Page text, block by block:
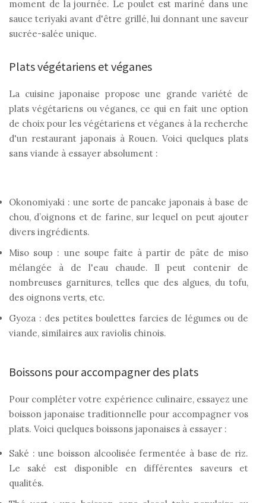
moment de la journée. Le poulet est mariné dans une
sauce teriyaki avant d'être grillé, lui donnant une saveur
sucrée-salée unique.
Plats végétariens et véganes
La cuisine japonaise propose une grande variété de
plats végétariens ou véganes, ce qui en fait une option
de choix pour les végétariens et véganes à la recherche
d'un restaurant japonais à Rouen. Voici quelques plats
sans viande à essayer absolument :
Okonomiyaki : une sorte de pancake japonais à base de
chou, d’oignons et de farine, sur lequel on peut ajouter
divers ingrédients.
Miso soup : une soupe faite à partir de pâte de miso
mélangée à de l'eau chaude. Il peut contenir de
nombreuses garnitures, telles que des algues, du tofu,
des oignons verts, etc.
Gyoza : des petites boulettes farcies de légumes ou de
viande, similaires aux raviolis chinois.
Boissons pour accompagner des plats
Pour compléter votre expérience culinaire, essayez une
boisson japonaise traditionnelle pour accompagner vos
plats. Voici quelques boissons japonaises à essayer :
Saké : une boisson alcoolisée fermentée à base de riz.
Le saké est disponible en différentes saveurs et
qualités.